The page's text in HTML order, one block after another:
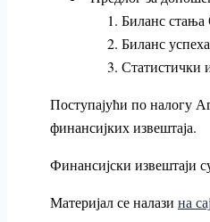
Биланс
Биланс
Статистички
Поступајући по налогу
финансијких извештаја.
Финансијски извештаји
Материјал се налази на